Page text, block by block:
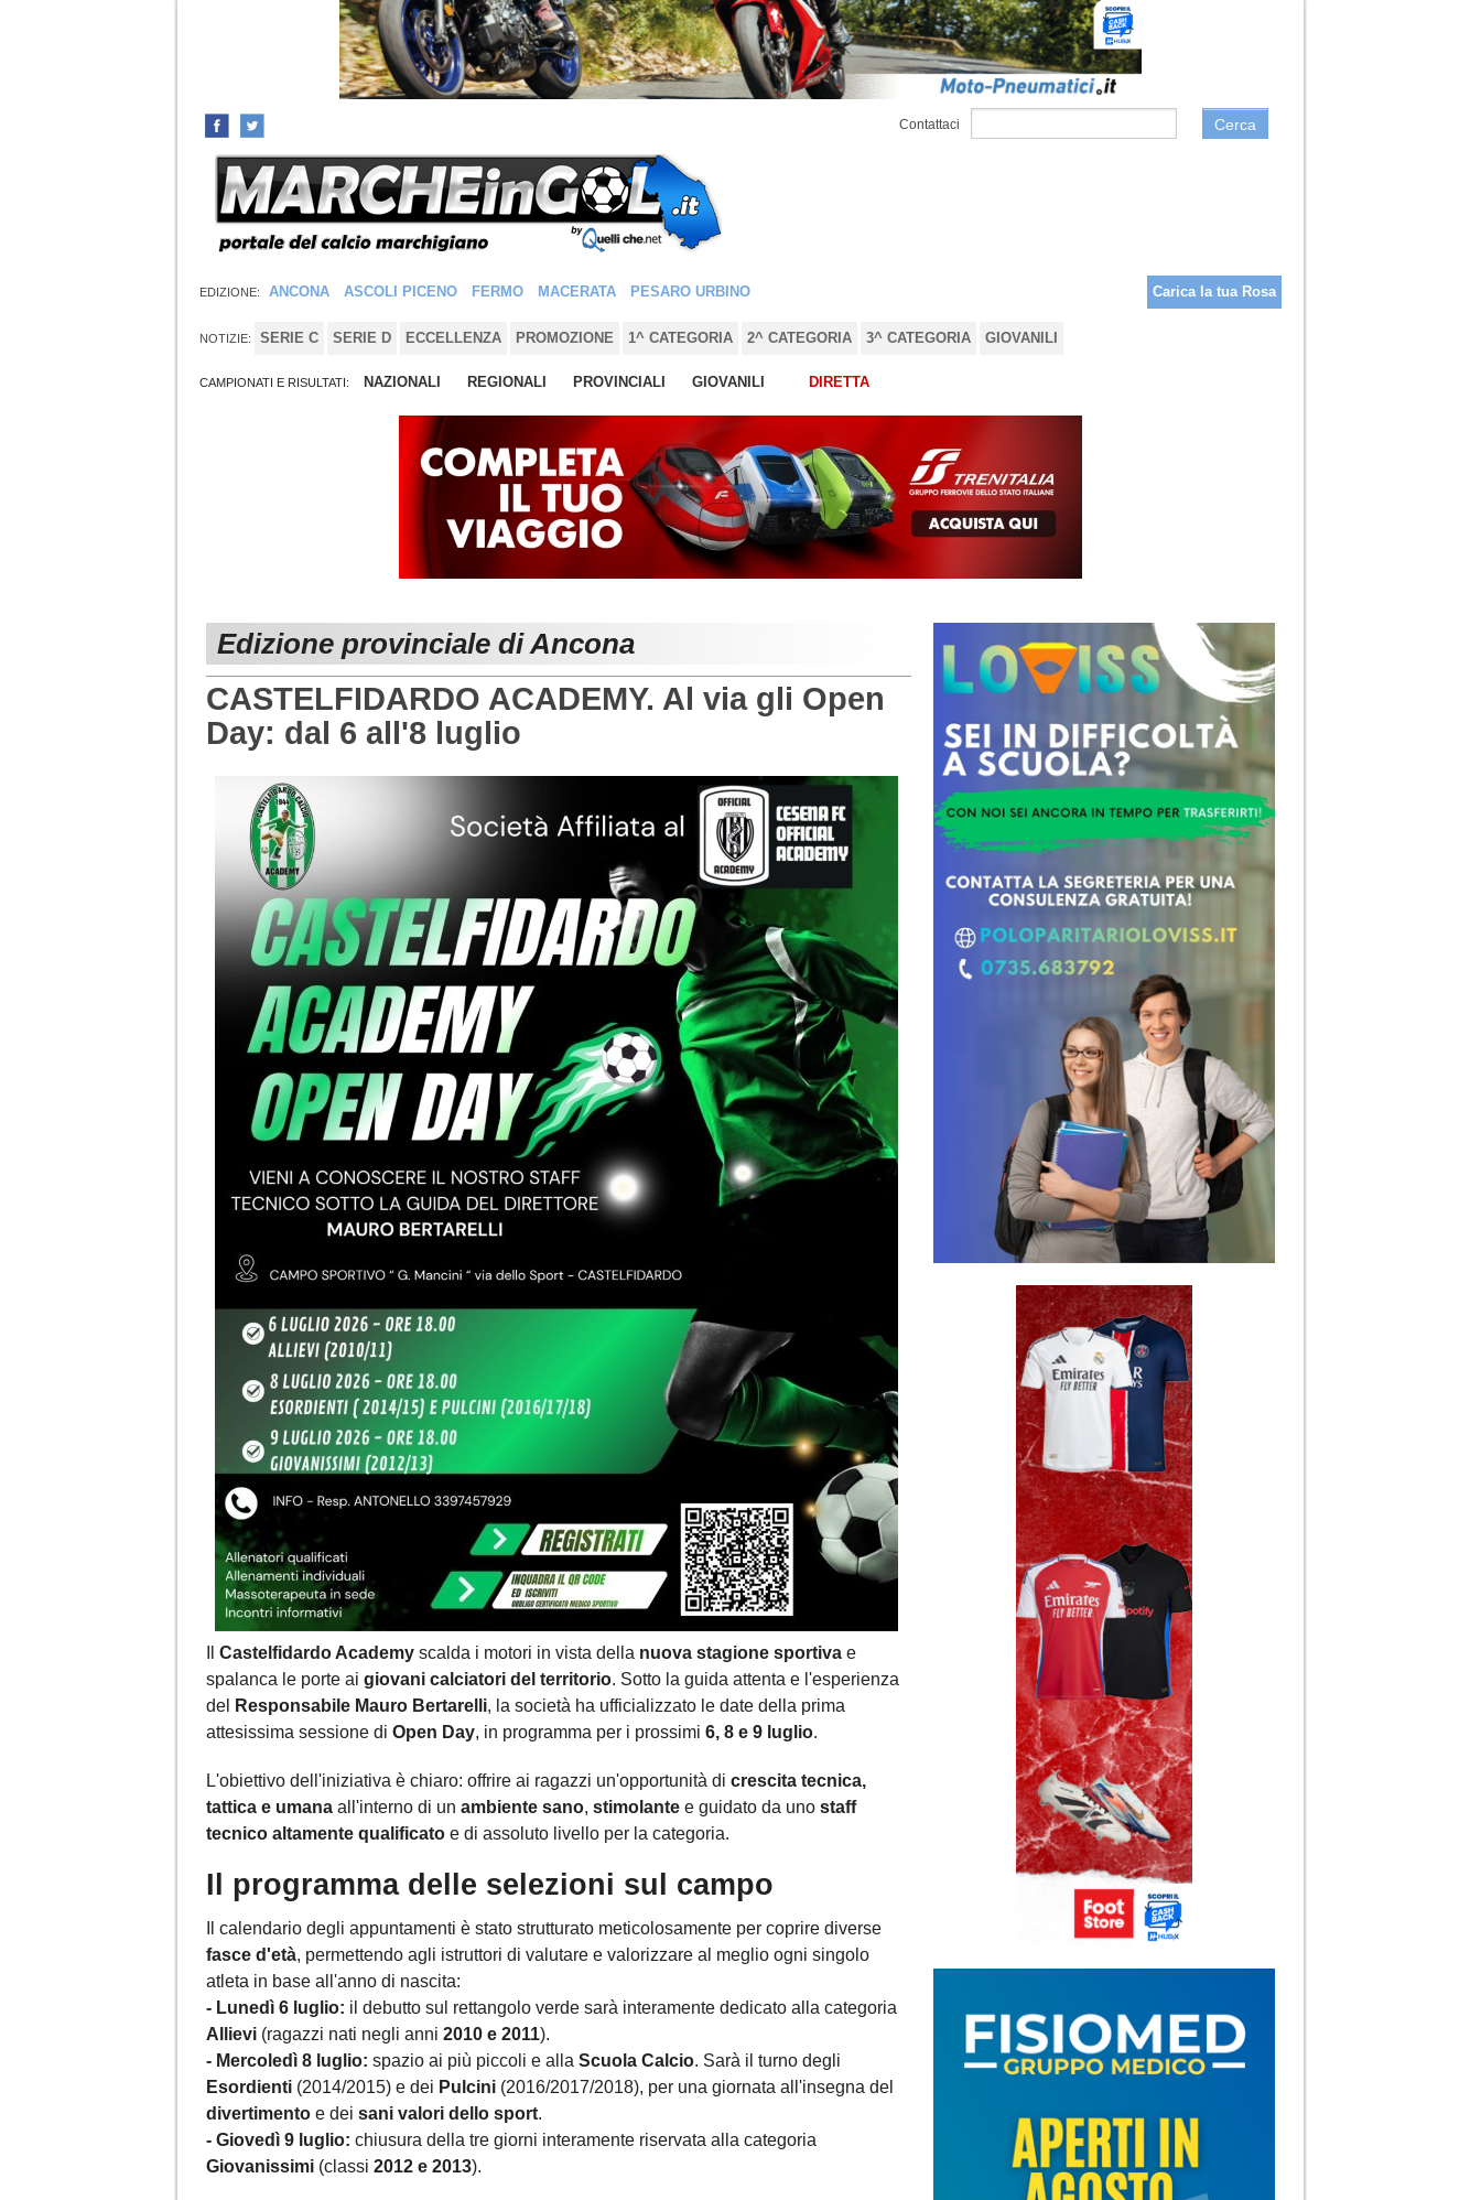
Contattaci Cerca
EDIZIONE: ANCONA ASCOLI PICENO FERMO MACERATA PESARO URBINO Carica la tua Rosa
NOTIZIE: SERIE C SERIE D ECCELLENZA PROMOZIONE 1^ CATEGORIA 2^ CATEGORIA 3^ CATEGORIA GIOVANILI
CAMPIONATI E RISULTATI: NAZIONALI REGIONALI PROVINCIALI GIOVANILI DIRETTA
Edizione provinciale di Ancona
CASTELFIDARDO ACADEMY. Al via gli Open
Day: dal 6 all'8 luglio
Castelfidardo Academy scalda i motori in vista della nuova stagione sportiva e
spalanca le porte ai giovani calciatori del territorio. Sotto la guida attenta e l'esperienza
del
Responsabile Mauro Bertarelli, la società ha ufficializzato le date della prima
attesissima sessione di Open Day, in programma per i prossimi 6, 8 e 9 luglio.
L'obiettivo dell'iniziativa è chiaro: offrire ai ragazzi un'opportunità di crescita tecnica,
tattica e umana all'interno di un ambiente sano, stimolante e guidato da uno staff
tecnico altamente qualificato e di assoluto livello per la categoria.
Il programma delle selezioni sul campo
Il calendario degli appuntamenti è stato strutturato meticolosamente per coprire diverse
fasce d'età, permettendo agli istruttori di valutare e valorizzare al meglio ogni singolo
atleta in base all'anno di nascita:
- Lunedì 6 luglio: il debutto sul rettangolo verde sarà interamente dedicato alla categoria
Allievi (ragazzi nati negli anni 2010 e 2011).
- Mercoledì 8 luglio: spazio ai più piccoli e alla Scuola Calcio. Sarà il turno degli
Esordienti (2014/2015) e dei Pulcini (2016/2017/2018), per una giornata all'insegna del
divertimento e dei sani valori dello sport.
- Giovedì 9 luglio: chiusura della tre giorni interamente riservata alla categoria
Giovanissimi (classi 2012 e 2013).